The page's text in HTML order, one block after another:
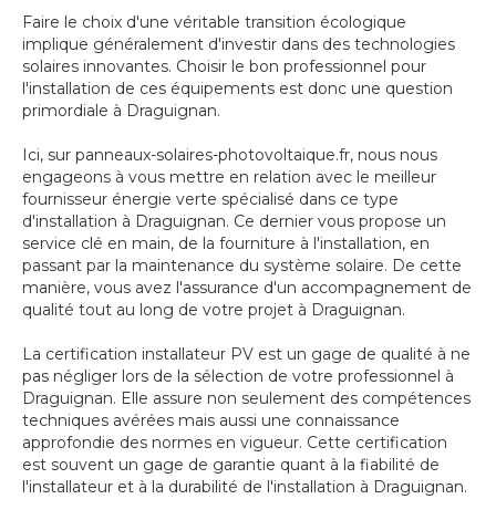
Faire le choix d'une véritable transition écologique
implique généralement d'investir dans des technologies
solaires innovantes. Choisir le bon professionnel pour
l'installation de ces équipements est donc une question
primordiale à Draguignan.
Ici, sur panneaux-solaires-photovoltaique.fr, nous nous
engageons à vous mettre en relation avec le meilleur
fournisseur énergie verte spécialisé dans ce type
d'installation à Draguignan. Ce dernier vous propose un
service clé en main, de la fourniture à l'installation, en
passant par la maintenance du système solaire. De cette
manière, vous avez l'assurance d'un accompagnement de
qualité tout au long de votre projet à Draguignan.
La certification installateur PV est un gage de qualité à ne
pas négliger lors de la sélection de votre professionnel à
Draguignan. Elle assure non seulement des compétences
techniques avérées mais aussi une connaissance
approfondie des normes en vigueur. Cette certification
est souvent un gage de garantie quant à la fiabilité de
l'installateur et à la durabilité de l'installation à Draguignan.